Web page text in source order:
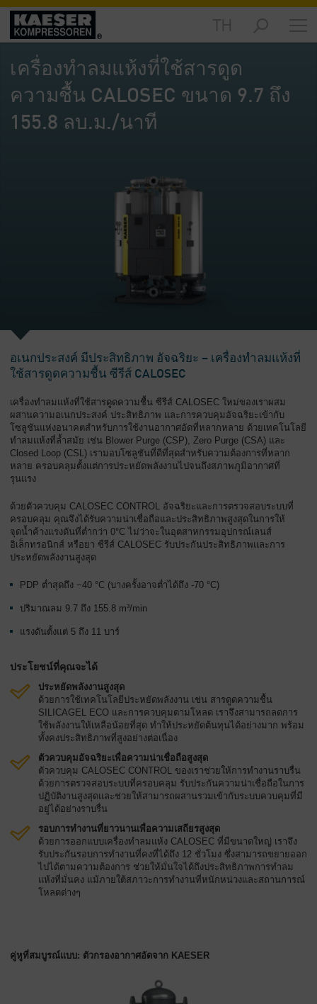
ผลิตภัณฑ์
ข้อมูล
ทั่วไป
โซลูชัน
เครื่องทำลมแห้งที่ใช้สารดูด
ความชื้น CALOSEC ขนาด 9.7 ถึง
155.8 ลบ.ม./นาที
อเนกประสงค์ มีประสิทธิภาพ อัจฉริยะ – เครื่องทำลมแห้งที่
ใช้สารดูดความชื้น ซีรีส์ CALOSEC
เครื่องทำลมแห้งที่ใช้สารดูดความชื้น ซีรีส์ CALOSEC ใหม่ของเราผสม
ผสานความอเนกประสงค์ ประสิทธิภาพ และการควบคุมอัจฉริยะเข้ากับ
โซลูชันแห่งอนาคตสำหรับการใช้งานอากาศอัดที่หลากหลาย ด้วยเทคโนโลยี
ทำลมแห้งที่ล้ำสมัย เช่น Blower Purge (CSP), Zero Purge (CSA) และ
Closed Loop (CSL) เรามอบโซลูชันที่ดีที่สุดสำหรับความต้องการที่หลาก
หลาย ครอบคลุมตั้งแต่การประหยัดพลังงานไปจนถึงสภาพภูมิอากาศที่
รุนแรง
ด้วยตัวควบคุม CALOSEC CONTROL อัจฉริยะและการตรวจสอบระบบที่
ครอบคลุม คุณจึงได้รับความน่าเชื่อถือและประสิทธิภาพสูงสุดในการให้
จุดน้ำค้างแรงดันที่ต่ำกว่า 0°C ไม่ว่าจะในอุตสาหกรรมอุปกรณ์เลนส์
อิเล็กทรอนิกส์ หรือยา ซีรีส์ CALOSEC รับประกันประสิทธิภาพและการ
ประหยัดพลังงานสูงสุด
PDP ต่ำสุดถึง −40 °C (บางครั้งอาจต่ำได้ถึง -70 °C)
ปริมาณลม 9.7 ถึง 155.8 m³/min
แรงดันตั้งแต่ 5 ถึง 11 บาร์
ประโยชน์ที่คุณจะได้
ประหยัดพลังงานสูงสุด
ด้วยการใช้เทคโนโลยีประหยัดพลังงาน เช่น สารดูดความชื้น
SILICAGEL ECO และการควบคุมตามโหลด เราจึงสามารถลดการ
ใช้พลังงานให้เหลือน้อยที่สุด ทำให้ประหยัดต้นทุนได้อย่างมาก พร้อม
ทั้งคงประสิทธิภาพที่สูงอย่างต่อเนื่อง
ตัวควบคุมอัจฉริยะเพื่อความน่าเชื่อถือสูงสุด
ตัวควบคุม CALOSEC CONTROL ของเราช่วยให้การทำงานราบรื่น
ด้วยการตรวจสอบระบบที่ครอบคลุม รับประกันความน่าเชื่อถือในการ
ปฏิบัติงานสูงสุดและช่วยให้สามารถผสานรวมเข้ากับระบบควบคุมที่มี
อยู่ได้อย่างราบรื่น
รอบการทำงานที่ยาวนานเพื่อความเสถียรสูงสุด
ด้วยการออกแบบเครื่องทำลมแห้ง CALOSEC ที่มีขนาดใหญ่ เราจึง
รับประกันรอบการทำงานที่คงที่ได้ถึง 12 ชั่วโมง ซึ่งสามารถขยายออก
ไปได้ตามความต้องการ ช่วยให้มั่นใจได้ถึงประสิทธิภาพการทำลม
แห้งที่มั่นคง แม้ภายใต้สภาวะการทำงานที่หนักหน่วงและสถานการณ์
โหลดต่างๆ
คู่หูที่สมบูรณ์แบบ: ตัวกรองอากาศอัดจาก KAESER